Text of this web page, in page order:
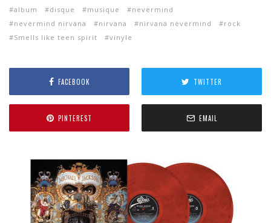
album disque musique
nevermind
nevermind nirvana
nirvana nirvana nevermind
rock
Smells like teen spirit
vinyle
FACEBOOK TWITTER
PINTEREST EMAIL